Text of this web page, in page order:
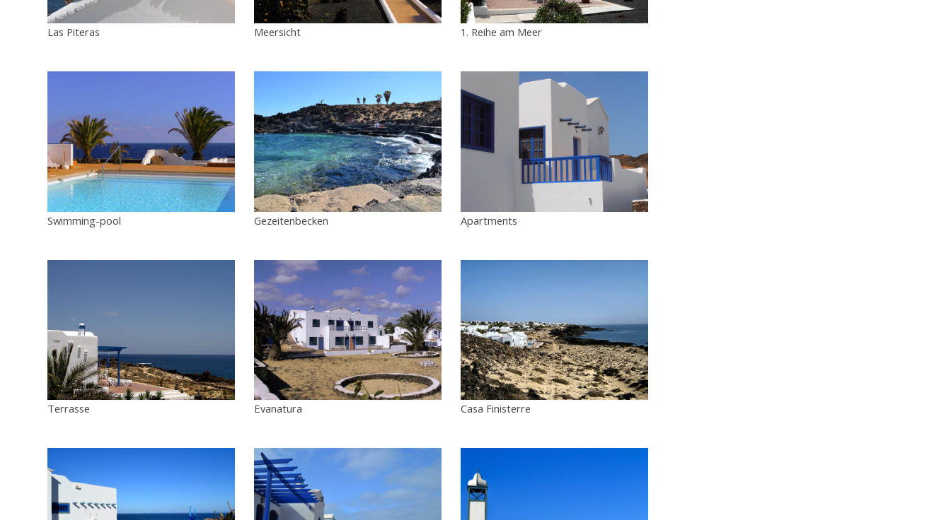
Las Piteras Meersicht 1. Reihe am Meer
Swimming-pool Gezeitenbecken Apartments
Terrasse Evanatura Casa Finisterre